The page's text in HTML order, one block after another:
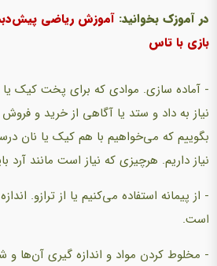
در آموزک بخوانید: آموزش ریاضی
بازی با تاس
- آماده سازی. موادی که برای پخت کیک
نیاز به داد و ستد یا آگاهی از خرید و
بگوییم که می‌خواهیم با هم کیک یا نان
نیاز داریم. هرچیزی که نیاز است مانند آرد
- از پیمانه استفاده می‌کنیم یا از ترازو.
است.
- مخلوط کردن مواد و اندازه گیری آن‌ها و